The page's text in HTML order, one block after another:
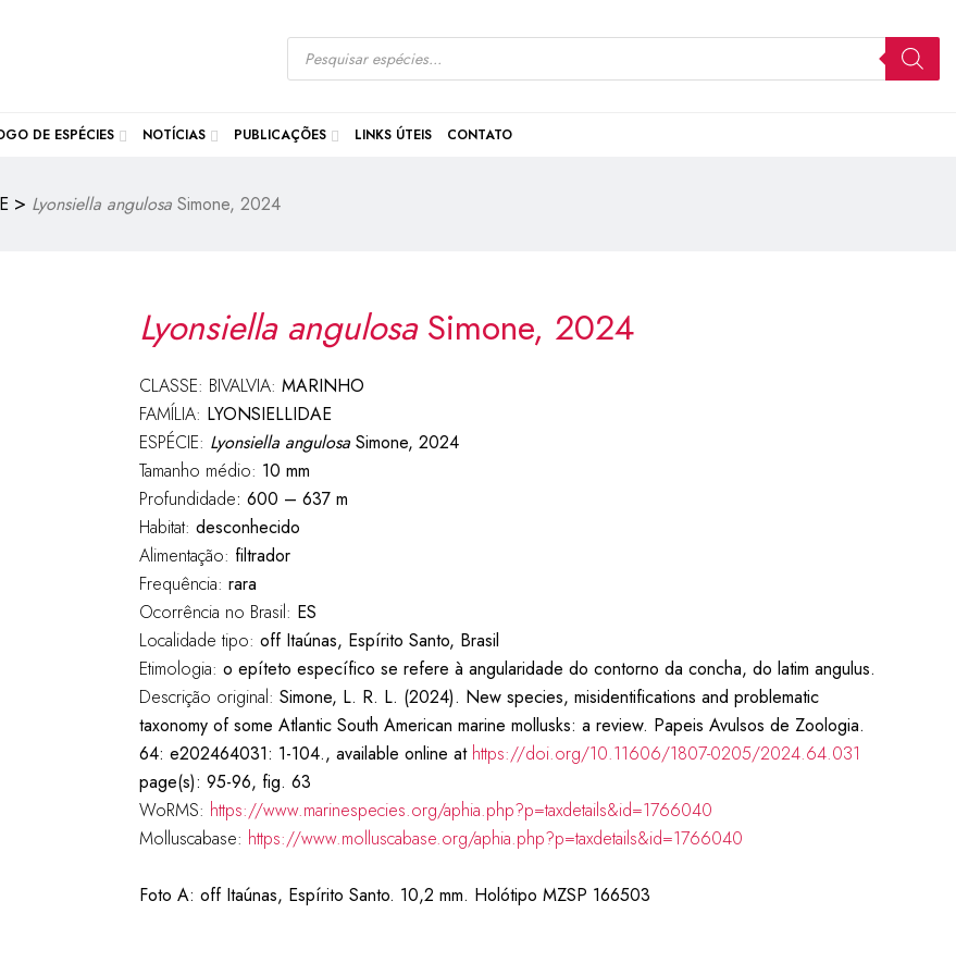
DE ESPÉCIES NOTÍCIAS PUBLICAÇÕES LINKS ÚTEIS CONTATO
> Lyonsiella angulosa Simone, 2024
Lyonsiella angulosaSimone, 2024
CLASSE: BIVALVIA: MARINHO
FAMÍLIA: LYONSIELLIDAE
ESPÉCIE: Lyonsiella angulosaSimone, 2024
Tamanho médio: 10 mm
Profundidade: 600 – 637 m
Habitat: desconhecido
Alimentação: filtrador
Frequência: rara
Ocorrência no Brasil: ES
Localidade tipo: off Itaúnas, Espírito Santo, Brasil
Etimologia: o epíteto específico se refere à angularidade do contorno da concha, do latim angulus.
Descrição original: Simone, L. R. L. (2024). New species, misidentifications and problematic
taxonomy of some Atlantic South American marine mollusks: a review. Papeis Avulsos de Zoologia.
64: e202464031: 1-104., available online at https://doi.org/10.11606/1807-0205/2024.64.031
page(s): 95-96, fig. 63
WoRMS: https://www.marinespecies.org/aphia.php?p=taxdetails&id=1766040
Molluscabase: https://www.molluscabase.org/aphia.php?p=taxdetails&id=1766040
Foto A: off Itaúnas, Espírito Santo. 10,2 mm. Holótipo MZSP 166503